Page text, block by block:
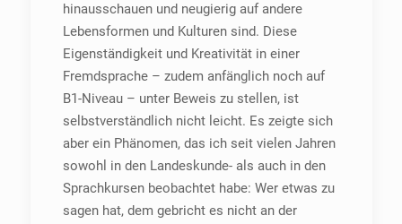
hinausschauen und neugierig auf andere
Lebensformen und Kulturen sind. Diese
Eigenständigkeit und Kreativität in einer
Fremdsprache – zudem anfänglich noch auf
B1-Niveau – unter Beweis zu stellen, ist
selbstverständlich nicht leicht. Es zeigte sich
aber ein Phänomen, das ich seit vielen Jahren
sowohl in den Landeskunde- als auch in den
Sprachkursen beobachtet habe: Wer etwas zu
sagen hat, dem gebricht es nicht an der